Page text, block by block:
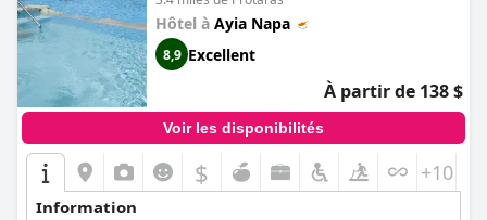
Hôtel à Ayia Napa
8,9 Excellent
À partir de 138 $
Voir les disponibilités
$ +10
Information